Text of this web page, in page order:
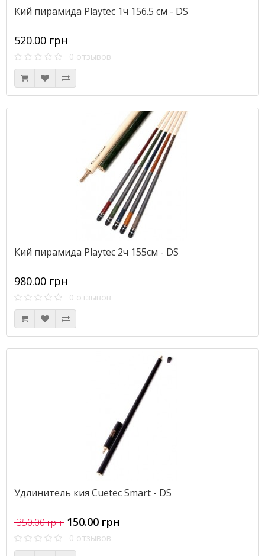
Кий пирамида Playtec 1ч 156.5 см - DS
520.00 грн
0 отзывов
Кий пирамида Playtec 2ч 155см - DS
980.00 грн
0 отзывов
Удлинитель кия Cuetec Smart - DS
350.00 грн 150.00 грн
0 отзывов